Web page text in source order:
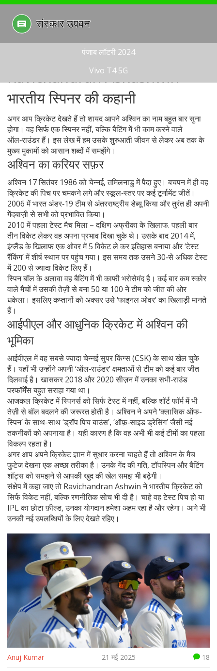
पंजाब लॉटरी 2024
Vivo T4 5G
Ravichandran Ashashwin –
भारतीय स्पिनर की कहानी
अगर आप क्रिकेट देखते हैं तो शायद आपने अश्विन का नाम बहुत बार सुना
होगा। वह सिर्फ एक स्पिनर नहीं, बल्कि बैटिंग में भी काम करने वाले
ऑल‑राउंडर हैं। इस लेख में हम उसके शुरुआती जीवन से लेकर अब तक के
मुख्य मुकामों को आसान शब्दों में समझेंगे।
अश्विन का करियर सफ़र
अश्विन 17 सितंबर 1986 को चेन्नई, तमिलनाडु में पैदा हुए। बचपन में ही वह
क्रिकेट की पिच पर चमकने लगे और स्कूल‑स्तर पर कई टूर्नामेंट जीतें।
2006 में भारत अंडर‑19 टीम से अंतरराष्ट्रीय डेब्यू किया और तुरंत ही अपनी
गेंदबाज़ी से सभी को प्रभावित किया।
2010 में पहला टेस्ट मैच मिला – दक्षिण अफ्रीका के खिलाफ. पहली बार
तीन विकेट लेकर वह अपना प्रभाव दिखा चुके थे। उसके बाद 2014 में,
इंग्लैंड के खिलाफ एक ओवर में 5 विकेट ले कर इतिहास बनाया और ‘टेस्ट
रैंकिंग’ में शीर्ष स्थान पर पहुंच गया। इस समय तक उसने 30‑से अधिक टेस्ट
में 200 से ज्यादा विकेट लिए हैं।
स्पिन बॉल के अलावा वह बैटिंग में भी काफी भरोसेमंद है। कई बार कम स्कोर
वाले मैचों में उसकी तेज़ी से बना 50 या 100 ने टीम को जीत की ओर
धकेला। इसलिए कप्तानों को अक्सर उसे ‘फाइनल ओवर’ का खिलाड़ी मानते
हैं।
आईपीएल और आधुनिक क्रिकेट में अश्विन की
भूमिका
आईपीएल में वह सबसे ज्यादा चेन्नई सुपर किंग्स (CSK) के साथ खेल चुके
हैं। यहाँ भी उन्होंने अपनी ‘ऑल‑राउंडर’ क्षमताओं से टीम को कई बार जीत
दिलवाई है। खासकर 2018 और 2020 सीज़न में उनका सभी‑राउंड
परफॉर्मेंस बहुत सराहा गया था।
आजकल क्रिकेट में स्पिनर्स को सिर्फ टेस्ट में नहीं, बल्कि शॉर्ट फॉर्म में भी
तेज़ी से बॉल बदलने की जरूरत होती है। अश्विन ने अपने ‘क्लासिक ऑफ-
स्पिन’ के साथ-साथ ‘ड्रॉप पिच बाउंस’, ‘ऑफ़‑साइड ड्रेसिंग’ जैसी नई
तकनीकों को अपनाया है। यही कारण है कि वह अभी भी कई टीमों का पहला
विकल्प रहता है।
अगर आप अपने क्रिकेट ज्ञान में सुधार करना चाहते हैं तो अश्विन के मैच
फुटेज देखना एक अच्छा तरीका है। उनके गेंद की गति, टॉपस्पिन और बैटिंग
शॉट्स को समझने से आपकी खुद की खेल समझ भी बढ़ेगी।
संक्षेप में कहा जाए तो Ravichandran Ashwin ने भारतीय क्रिकेट को
सिर्फ विकेट नहीं, बल्कि रणनीतिक सोच भी दी है। चाहे वह टेस्ट पिच हो या
IPL का छोटा फ़ील्ड, उनका योगदान हमेशा अहम रहा है और रहेगा। आगे भी
उनकी नई उपलब्धियों के लिए देखते रहिए।
Anuj Kumar 21 मई 2025 18